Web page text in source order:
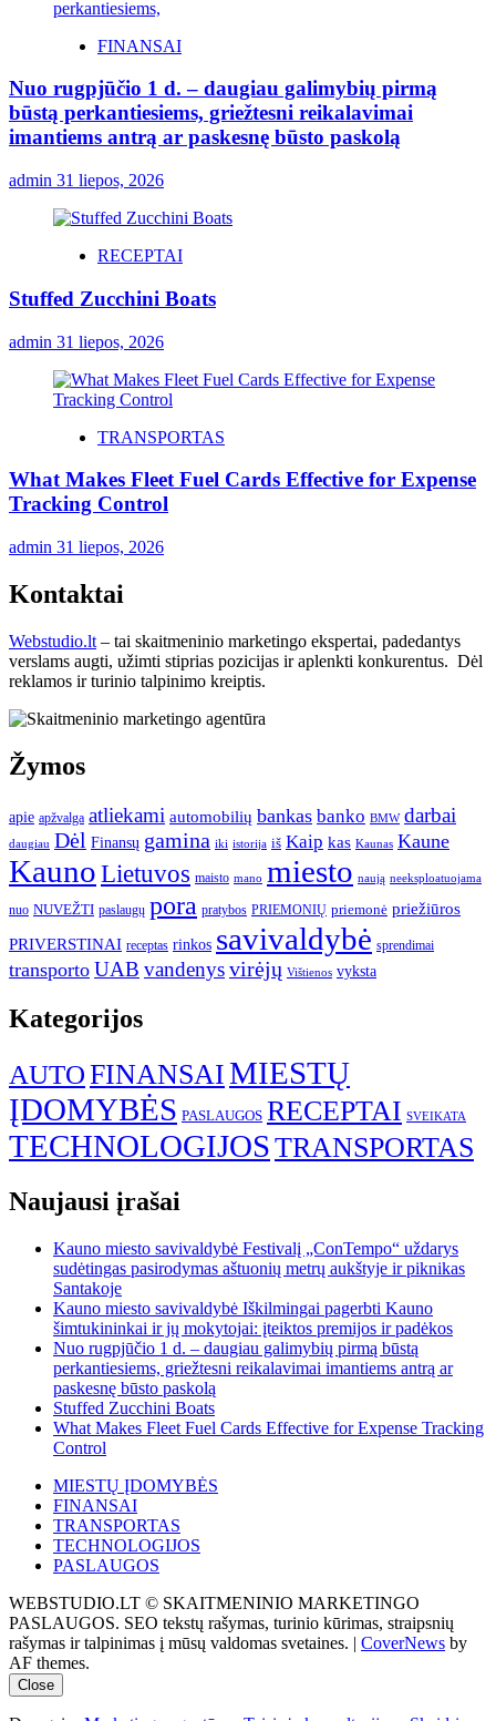
FINANSAI
Nuo rugpjūčio 1 d. – daugiau galimybių pirmą
būstą perkantiesiems, griežtesni reikalavimai
imantiems antrą ar paskesnę būsto paskolą
admin 31 liepos, 2026
RECEPTAI
Stuffed Zucchini Boats
admin 31 liepos, 2026
TRANSPORTAS
What Makes Fleet Fuel Cards Effective for Expense
Tracking Control
admin 31 liepos, 2026
Kontaktai
Webstudio.lt – tai skaitmeninio marketingo ekspertai, padedantys
verslams augti, užimti stiprias pozicijas ir aplenkti konkurentus. Dėl
reklamos ir turinio talpinimo kreiptis.
Žymos
apie apžvalga atliekami automobilių bankas banko BMW darbai
daugiau Dėl Finansų gamina iki istorija iš Kaip kas Kaunas Kaune
KaunoLietuvos maisto mano miesto naują neeksploatuojama
nuo NUVEŽTI paslaugų pora pratybos PRIEMONIŲ priemonė priežiūros
PRIVERSTINAI receptas rinkos savivaldybė sprendimai
transporto UAB vandenysvirėjų Vištienos vyksta
Kategorijos
AUTOFINANSAIMIESTŲ
ĮDOMYBĖS PASLAUGOS RECEPTAI SVEIKATA
TECHNOLOGIJOSTRANSPORTAS
Naujausi įrašai
Kauno miesto savivaldybė Festivalį „ConTempo“ uždarys
sudėtingas pasirodymas aštuonių metrų aukštyje ir piknikas
Santakoje
Kauno miesto savivaldybė Iškilmingai pagerbti Kauno
šimtukininkai ir jų mokytojai: įteiktos premijos ir padėkos
Nuo rugpjūčio 1 d. – daugiau galimybių pirmą būstą
perkantiesiems, griežtesni reikalavimai imantiems antrą ar
paskesnę būsto paskolą
Stuffed Zucchini Boats
What Makes Fleet Fuel Cards Effective for Expense Tracking
Control
MIESTŲ ĮDOMYBĖS
FINANSAI
TRANSPORTAS
TECHNOLOGIJOS
PASLAUGOS
WEBSTUDIO.LT © SKAITMENINIO MARKETINGO
PASLAUGOS. SEO tekstų rašymas, turinio kūrimas, straipsnių
rašymas ir talpinimas į mūsų valdomas svetaines. | CoverNews by
AF themes.
Close